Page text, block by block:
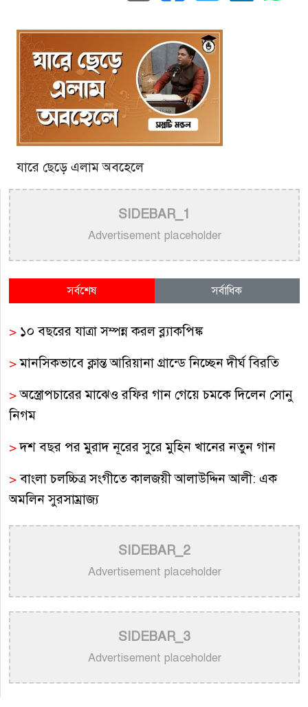
যারে ছেড়ে এলাম অবহেলে
SIDEBAR_1
Advertisement placeholder
সর্বশেষ সর্বাধিক
> ১০ বছরের যাত্রা সম্পন্ন করল ব্ল্যাকপিঙ্ক
>মানসিকভাবে ক্লান্ত আরিয়ানা গ্রান্ডে নিচ্ছেন দীর্ঘ বিরতি
>অস্ত্রোপচারের মাঝেও রফির গান গেয়ে চমকে দিলেন সোনু
নিগম
>দশ বছর পর মুরাদ নূরের সুরে মুহিন খানের নতুন গান
>বাংলা চলচ্চিত্র সংগীতে কালজয়ী আলাউদ্দিন আলী: এক
অমলিন সুরসাম্রাজ্য
>বাংলা গানের উপেক্ষিত কিংবদন্তি গীতিকার শিবদাস
বন্দ্যোপাধ্যায়
>
অপূর্বের একক সংগীতানুষ্ঠান আজ নিউইয়র্কে
>হাসান: শিল্পীর প্রতি অসম্মান কোনোভাবেই কাম্য নয়
>
নতুন গান ও কনসার্টে ব্যস্ত পূজার সামনে আন্তর্জাতিক মঞ্চ
>আকাশ সেন ও নিশি শ্রাবণীর নতুন জুটির সৃষ্টি: মুক্তি পেল
SIDEBAR_2
Advertisement placeholder
SIDEBAR_3
Advertisement placeholder